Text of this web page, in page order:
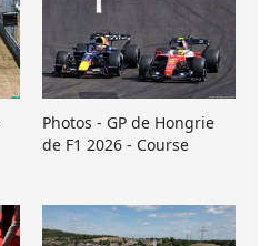
Photos - GP de Hongrie
de F1 2026 - Course